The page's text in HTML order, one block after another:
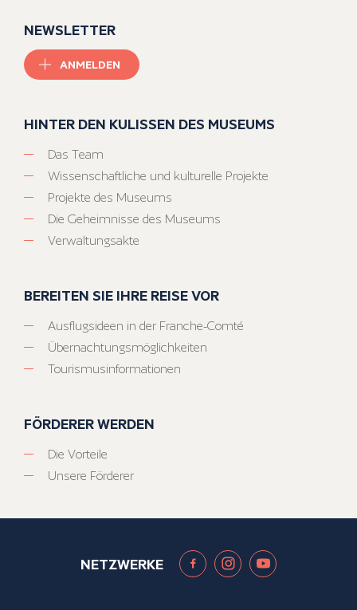
NEWSLETTER
ANMELDEN
HINTER DEN KULISSEN DES MUSEUMS
Das Team
Wissenschaftliche und kulturelle Projekte
Projekte des Museums
Die Geheimnisse des Museums
Verwaltungsakte
BEREITEN SIE IHRE REISE VOR
Ausflugsideen in der Franche-Comté
Übernachtungsmöglichkeiten
Tourismusinformationen
FÖRDERER WERDEN
Die Vorteile
Unsere Förderer
NETZWERKE